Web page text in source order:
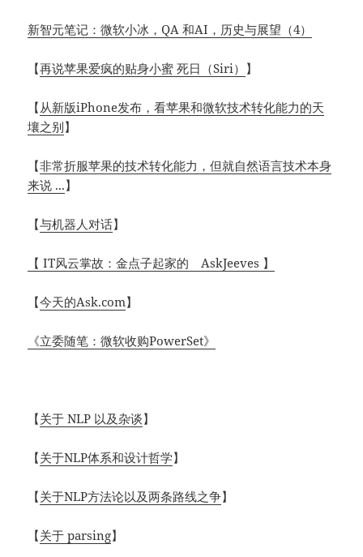
新智元笔记：微软小冰，QA 和AI，历史与展望（4）
【再说苹果爱疯的贴身小蜜 死日（Siri） 】
【从新版iPhone发布，看苹果和微软技术转化能力的天
壤之别】
【非常折服苹果的技术转化能力，但就自然语言技术本身
来说 ...】
【与机器人对话】
【 IT风云掌故：金点子起家的 AskJeeves 】
【今天的Ask.com】
《立委随笔：微软收购PowerSet》
【关于 NLP 以及杂谈】
【关于NLP体系和设计哲学】
【关于NLP方法论以及两条路线之争】
【关于 parsing】